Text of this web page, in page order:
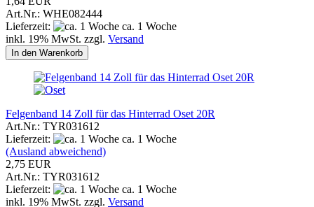
Art.Nr.: WHE082444
Lieferzeit:
ca. 1 Woche
inkl. 19% MwSt. zzgl. Versand
In den Warenkorb
Felgenband 14 Zoll für das Hinterrad Oset 20R
Art.Nr.: TYR031612
Lieferzeit:
ca. 1 Woche
(Ausland abweichend)
2,75 EUR
Art.Nr.: TYR031612
Lieferzeit:
ca. 1 Woche
inkl. 19% MwSt. zzgl. Versand